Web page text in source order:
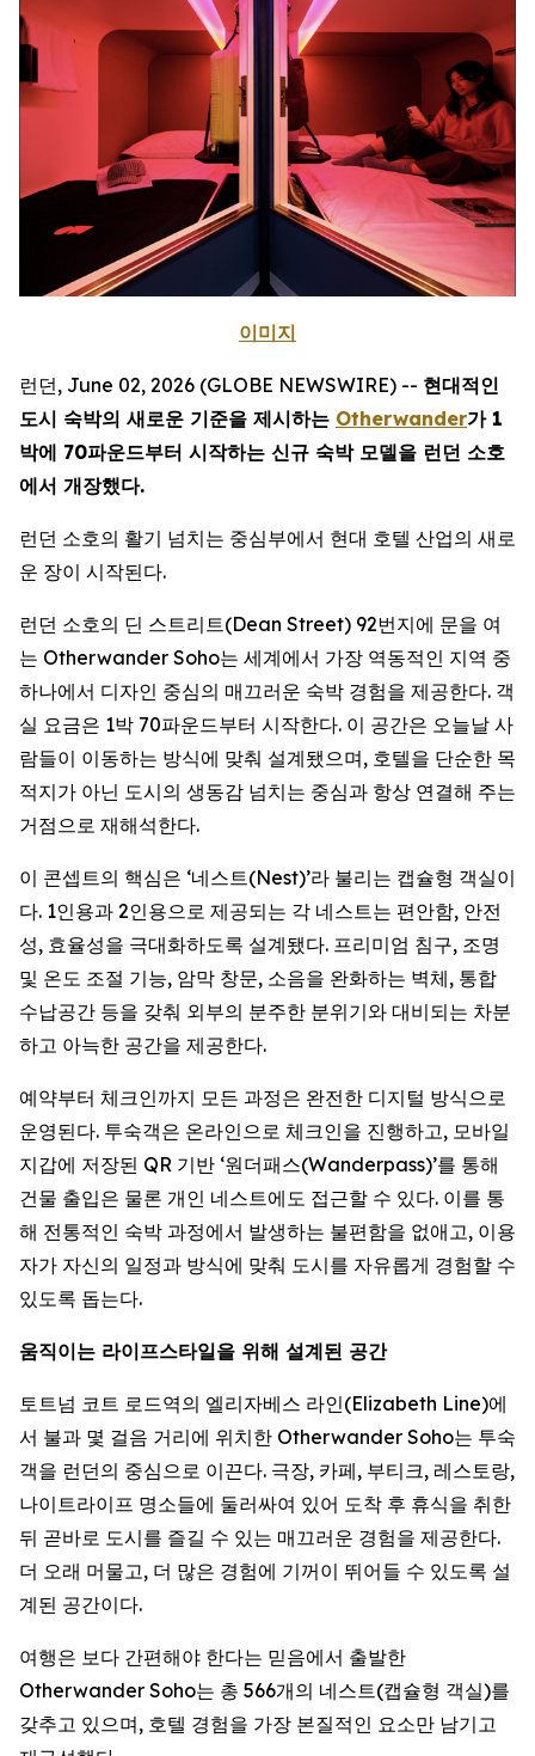
이미지
런던, June 02, 2026 (GLOBE NEWSWIRE) -- 현대적인
도시 숙박의 새로운 기준을 제시하는 Otherwander가 1
박에 70파운드부터 시작하는 신규 숙박 모델을 런던 소호
에서 개장했다.
런던 소호의 활기 넘치는 중심부에서 현대 호텔 산업의 새로
운 장이 시작된다.
런던 소호의 딘 스트리트(Dean Street) 92번지에 문을 여
는 Otherwander Soho는 세계에서 가장 역동적인 지역 중
하나에서 디자인 중심의 매끄러운 숙박 경험을 제공한다. 객
실 요금은 1박 70파운드부터 시작한다. 이 공간은 오늘날 사
람들이 이동하는 방식에 맞춰 설계됐으며, 호텔을 단순한 목
적지가 아닌 도시의 생동감 넘치는 중심과 항상 연결해 주는
거점으로 재해석한다.
이 콘셉트의 핵심은 ‘네스트(Nest)’라 불리는 캡슐형 객실이
다. 1인용과 2인용으로 제공되는 각 네스트는 편안함, 안전
성, 효율성을 극대화하도록 설계됐다. 프리미엄 침구, 조명
및 온도 조절 기능, 암막 창문, 소음을 완화하는 벽체, 통합
수납공간 등을 갖춰 외부의 분주한 분위기와 대비되는 차분
하고 아늑한 공간을 제공한다.
예약부터 체크인까지 모든 과정은 완전한 디지털 방식으로
운영된다. 투숙객은 온라인으로 체크인을 진행하고, 모바일
지갑에 저장된 QR 기반 ‘원더패스(Wanderpass)’를 통해
건물 출입은 물론 개인 네스트에도 접근할 수 있다. 이를 통
해 전통적인 숙박 과정에서 발생하는 불편함을 없애고, 이용
자가 자신의 일정과 방식에 맞춰 도시를 자유롭게 경험할 수
있도록 돕는다.
움직이는 라이프스타일을 위해 설계된 공간
토트넘 코트 로드역의 엘리자베스 라인(Elizabeth Line)에
서 불과 몇 걸음 거리에 위치한 Otherwander Soho는 투숙
객을 런던의 중심으로 이끈다. 극장, 카페, 부티크, 레스토랑,
나이트라이프 명소들에 둘러싸여 있어 도착 후 휴식을 취한
뒤 곧바로 도시를 즐길 수 있는 매끄러운 경험을 제공한다.
더 오래 머물고, 더 많은 경험에 기꺼이 뛰어들 수 있도록 설
계된 공간이다.
여행은 보다 간편해야 한다는 믿음에서 출발한
Otherwander Soho는 총 566개의 네스트(캡슐형 객실)를
갖추고 있으며, 호텔 경험을 가장 본질적인 요소만 남기고